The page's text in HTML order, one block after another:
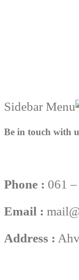
Be in touch with
Phone : 061
Email :
Address :